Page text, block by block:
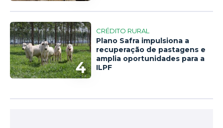
4
CRÉDITO RURAL
Plano Safra impulsiona a
recuperação de pastagens e
amplia oportunidades para a
ILPF